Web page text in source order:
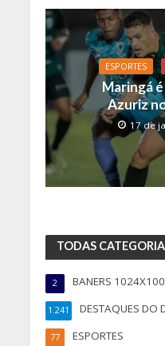
ESPORTES
Maringá
Azuriz
17 de
TODAS
BANERS 1024X100
2
DESTAQUES DO
1.241
ESPORTES
77